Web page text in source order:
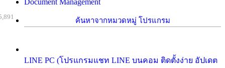
Document Management
ค้นหาจากหมวดหมู่ โปรแกรม
LINE PC (โปรแกรมแชท LINE บนคอม ติดตั้งง่าย อัปเดต